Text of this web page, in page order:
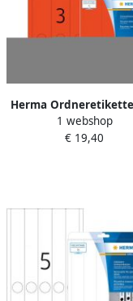
Herma
61 x 297 mm rood
permanent
1 webshop
€ 19,40